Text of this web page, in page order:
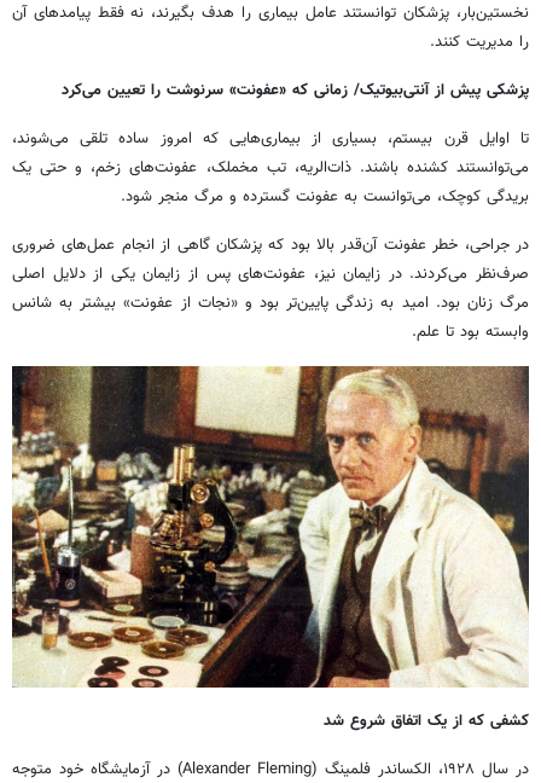
نخستین‌بار، پزشکان توانستند عامل بیماری را هدف بگیرند، نه فقط پیامدهای آن
را مدیریت کنند.
پزشکی پیش از آنتی‌بیوتیک/ زمانی که «عفونت» سرنوشت را تعیین می‌کرد
تا اوایل قرن بیستم، بسیاری از بیماری‌هایی که امروز ساده تلقی می‌شوند،
می‌توانستند کشنده باشند. ذات‌الریه، تب مخملک، عفونت‌های زخم، و حتی یک
بریدگی کوچک، می‌توانست به عفونت گسترده و مرگ منجر شود.
در جراحی، خطر عفونت آن‌قدر بالا بود که پزشکان گاهی از انجام عمل‌های ضروری
صرف‌نظر می‌کردند. در زایمان نیز، عفونت‌های پس از زایمان یکی از دلایل اصلی
مرگ زنان بود. امید به زندگی پایین‌تر بود و «نجات از عفونت» بیشتر به شانس
وابسته بود تا علم.
کشفی که از یک اتفاق شروع شد
در سال ۱۹۲۸، الکساندر فلمینگ (Alexander Fleming) در آزمایشگاه خود متوجه